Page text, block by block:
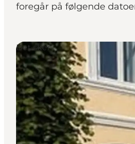
foregår på følgende
Det sker